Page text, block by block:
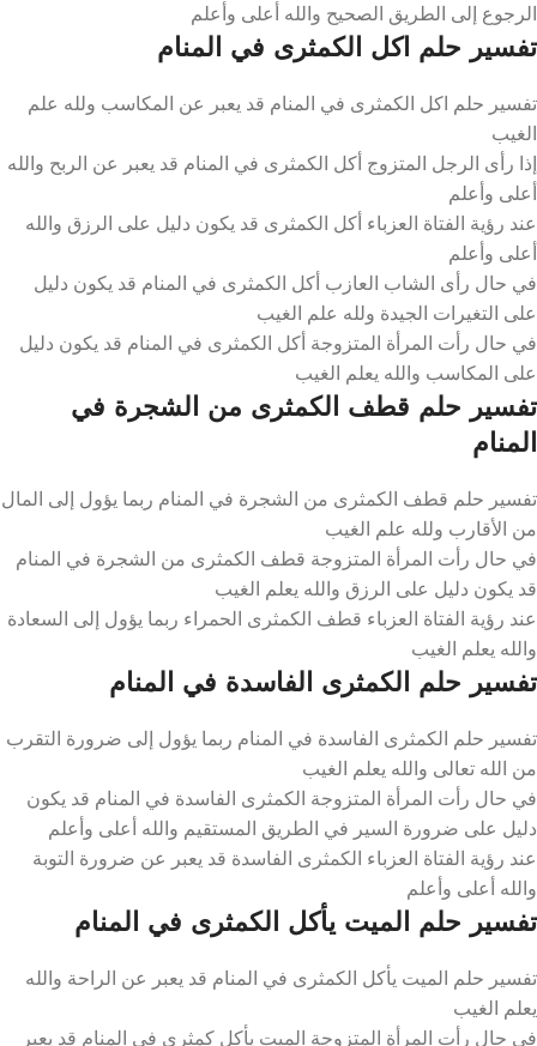
الرجوع إلى الطريق الصحيح والله أعلى وأعلم
تفسير حلم اكل الكمثرى في المنام
تفسير حلم اكل الكمثرى في المنام قد يعبر عن المكاسب ولله علم
الغيب
إذا رأى الرجل المتزوج أكل الكمثرى في المنام قد يعبر عن الربح والله
أعلى وأعلم
عند رؤية الفتاة العزباء أكل الكمثرى قد يكون دليل على الرزق والله
أعلى وأعلم
في حال رأى الشاب العازب أكل الكمثرى في المنام قد يكون دليل
على التغيرات الجيدة ولله علم الغيب
في حال رأت المرأة المتزوجة أكل الكمثرى في المنام قد يكون دليل
على المكاسب والله يعلم الغيب
تفسير حلم قطف الكمثرى من الشجرة في
المنام
تفسير حلم قطف الكمثرى من الشجرة في المنام ربما يؤول إلى المال
من الأقارب ولله علم الغيب
في حال رأت المرأة المتزوجة قطف الكمثرى من الشجرة في المنام
قد يكون دليل على الرزق والله يعلم الغيب
عند رؤية الفتاة العزباء قطف الكمثرى الحمراء ربما يؤول إلى السعادة
والله يعلم الغيب
تفسير حلم الكمثرى الفاسدة في المنام
تفسير حلم الكمثرى الفاسدة في المنام ربما يؤول إلى ضرورة التقرب
من الله تعالى والله يعلم الغيب
في حال رأت المرأة المتزوجة الكمثرى الفاسدة في المنام قد يكون
دليل على ضرورة السير في الطريق المستقيم والله أعلى وأعلم
عند رؤية الفتاة العزباء الكمثرى الفاسدة قد يعبر عن ضرورة التوبة
والله أعلى وأعلم
تفسير حلم الميت يأكل الكمثرى في المنام
تفسير حلم الميت يأكل الكمثرى في المنام قد يعبر عن الراحة والله
يعلم الغيب
في حال رأت المرأة المتزوجة الميت يأكل كمثرى في المنام قد يعبر